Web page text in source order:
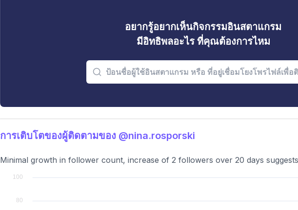
อยากรู้อยากเห็นกิจกรรมอินสตาแกรม
มีอิทธิพลอะไร ที่คุณต้องการไหม
การเติบโตของผู้ติดตามของ @nina.rosporski
Minimal growth in follower count, increase of 2 followers over 20 days